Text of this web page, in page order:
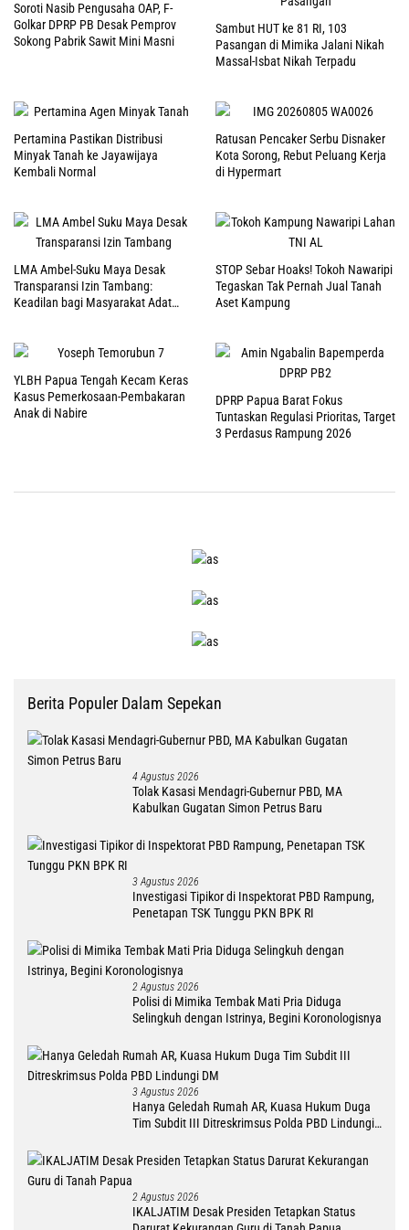
Soroti Nasib Pengusaha OAP, F-
Golkar DPRP PB Desak Pemprov
Sokong Pabrik Sawit Mini Masni
Sambut HUT ke 81 RI, 103
Pasangan di Mimika Jalani Nikah
Massal-Isbat Nikah Terpadu
Pertamina Pastikan Distribusi
Minyak Tanah ke Jayawijaya
Kembali Normal
Ratusan Pencaker Serbu Disnaker
Kota Sorong, Rebut Peluang Kerja
di Hypermart
LMA Ambel-Suku Maya Desak
Transparansi Izin Tambang:
Keadilan bagi Masyarakat Adat
STOP Sebar Hoaks! Tokoh Nawaripi
Tegaskan Tak Pernah Jual Tanah
Aset Kampung
YLBH Papua Tengah Kecam Keras
Kasus Pemerkosaan-Pembakaran
Anak di Nabire
DPRP Papua Barat Fokus
Tuntaskan Regulasi Prioritas, Target
3 Perdasus Rampung 2026
Berita Populer Dalam Sepekan
4 Agustus 2026
Tolak Kasasi Mendagri-Gubernur PBD, MA
Kabulkan Gugatan Simon Petrus Baru
3 Agustus 2026
Investigasi Tipikor di Inspektorat PBD Rampung,
Penetapan TSK Tunggu PKN BPK RI
2 Agustus 2026
Polisi di Mimika Tembak Mati Pria Diduga
Selingkuh dengan Istrinya, Begini Koronologisnya
3 Agustus 2026
Hanya Geledah Rumah AR, Kuasa Hukum Duga
Tim Subdit III Ditreskrimsus Polda PBD Lindungi
2 Agustus 2026
IKALJATIM Desak Presiden Tetapkan Status